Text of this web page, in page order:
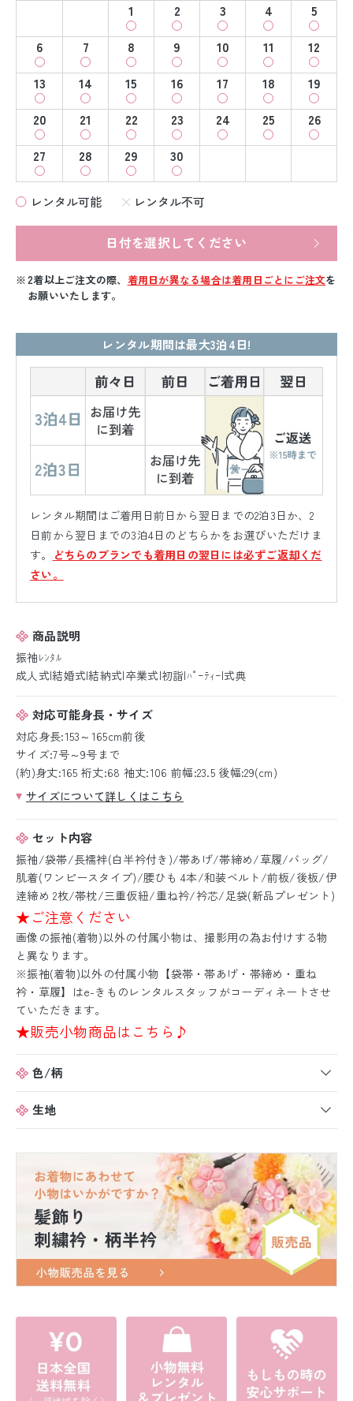
1 2 3 4
5
6
7 8 9 10 11
12
13
14 15 16 17 18
19
20
21 22 23 24 25
26
27
28 29 30
レンタル可能 レンタル不可
日付を選択してください
2着以上ご注文の際、 着用日が異なる場合は着用日ごとにご注文を
お願いいたします。
レンタル期間は最大3泊4日!
レンタル期間はご着用日前日から翌日までの2泊3日か、2
日前から翌日までの3泊4日のどちらかをお選びいただけま
す。
どちらのプランでも着用日の翌日には必ずご返却くだ
さい。
商品説明
振袖ﾚﾝﾀﾙ
成人式|結婚式|結納式|卒業式|初詣|ﾊﾟｰﾃｨｰ|式典
対応可能身長・サイズ
対応身長:153～165cm前後
サイズ:7号～9号まで
(約)身丈:165 裄丈:68 袖丈:106 前幅:23.5 後幅:29(cm)
サイズについて詳しくはこちら
セット内容
振袖/袋帯/長襦袢(白半衿付き)/帯あげ/帯締め/草履/バッグ/
肌着(ワンピースタイプ)/腰ひも 4本/和装ベルト/前板/後板/伊
逹締め 2枚/帯枕/三重仮紐/重ね衿/衿芯/足袋(新品プレゼント)
★ご注意ください
画像の振袖(着物)以外の付属小物は、撮影用の為お付けする物
と異なります。
※振袖(着物)以外の付属小物【袋帯・帯あげ・帯締め・重ね
衿・草履】はe-きものレンタルスタッフがコーディネートさせ
ていただきます。
★販売小物商品はこちら♪
色/柄
生地